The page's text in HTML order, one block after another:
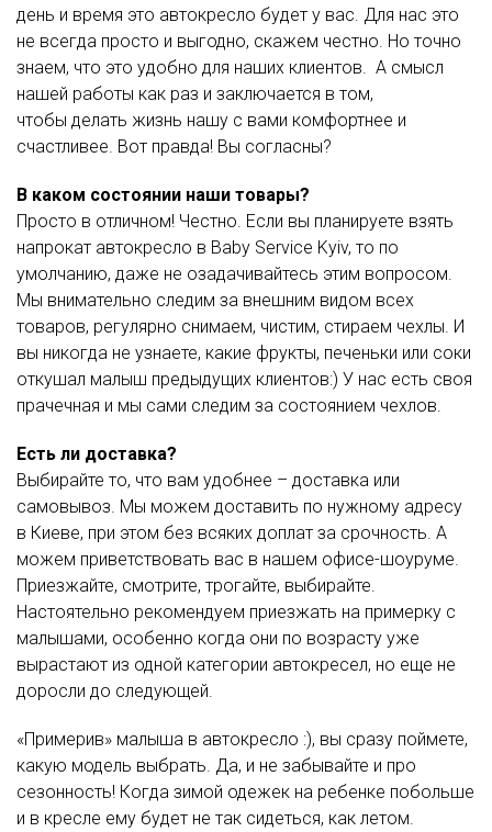
день и время это автокресло будет у вас. Для нас это
не всегда просто и выгодно, скажем честно. Но точно
знаем, что это удобно для наших клиентов. А смысл
нашей работы как раз и заключается в том,
чтобы делать жизнь нашу с вами комфортнее и
счастливее. Вот правда! Вы согласны?
В каком состоянии наши товары?
Просто в отличном! Честно. Если вы планируете взять
напрокат автокресло в Baby Service Kyiv, то по
умолчанию, даже не озадачивайтесь этим вопросом.
Мы внимательно следим за внешним видом всех
товаров, регулярно снимаем, чистим, стираем чехлы. И
вы никогда не узнаете, какие фрукты, печеньки или соки
откушал малыш предыдущих клиентов:) У нас есть своя
прачечная и мы сами следим за состоянием чехлов.
Есть ли доставка?
Выбирайте то, что вам удобнее – доставка или
самовывоз. Мы можем доставить по нужному адресу
в Киеве, при этом без всяких доплат за срочность. А
можем приветствовать вас в нашем офисе-шоуруме.
Приезжайте, смотрите, трогайте, выбирайте.
Настоятельно рекомендуем приезжать на примерку с
малышами, особенно когда они по возрасту уже
вырастают из одной категории автокресел, но еще не
доросли до следующей.
«Примерив» малыша в автокресло :), вы сразу поймете,
какую модель выбрать. Да, и не забывайте и про
сезонность! Когда зимой одежек на ребенке побольше
и в кресле ему будет не так сидеться, как летом.